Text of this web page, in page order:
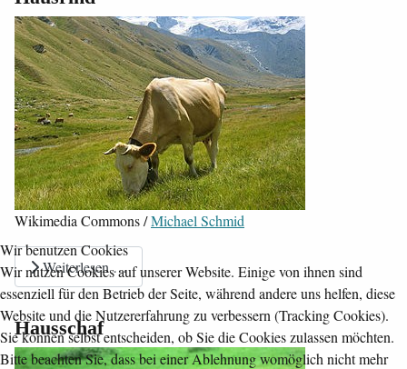
Wikimedia Commons /Michael Schmid
Weiterlesen …
Hausschaf
Wir benutzen Cookies
Wir nutzen Cookies auf unserer Website. Einige von ihnen sind
essenziell für den Betrieb der Seite, während andere uns helfen, diese
Website und die Nutzererfahrung zu verbessern (Tracking Cookies).
Sie können selbst entscheiden, ob Sie die Cookies zulassen möchten.
Bitte beachten Sie, dass bei einer Ablehnung womöglich nicht mehr